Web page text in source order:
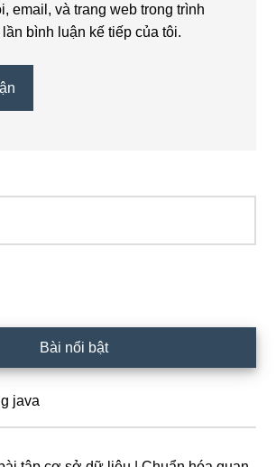
email, và trang web trong trình
bình luận kế tiếp của tôi.
Bài nổi bật
java